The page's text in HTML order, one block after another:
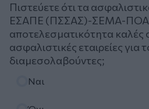
Πιστεύετε ότι τα
ΕΣΑΠΕ (ΠΣΣΑΣ)-ΣΕΜΑ-ΠΟΑΔ,
αποτελεσματικότητα καλές
ασφαλιστικές εταιρείες για
διαμεσολαβούντες;
Ναι